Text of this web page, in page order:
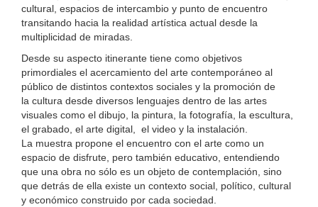
cultural, espacios de intercambio y punto de encuentro
transitando hacia la realidad artística actual desde la
multiplicidad de miradas.
Desde su aspecto itinerante tiene como objetivos
primordiales el acercamiento del arte contemporáneo al
público de distintos contextos sociales y la promoción de
la cultura desde diversos lenguajes dentro de las artes
visuales como el dibujo, la pintura, la fotografía, la escultura,
el grabado, el arte digital, el video y la instalación.
La muestra propone el encuentro con el arte como un
espacio de disfrute, pero también educativo, entendiendo
que una obra no sólo es un objeto de contemplación, sino
que detrás de ella existe un contexto social, político, cultural
y económico construido por cada sociedad.